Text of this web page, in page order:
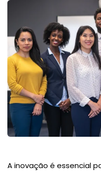
A inovação é essencial